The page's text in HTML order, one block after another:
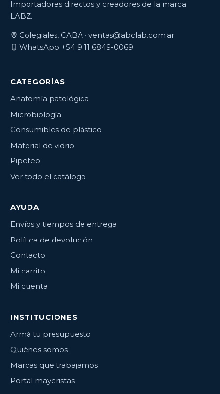
Importadores directos y creadores de la marca
LABZ.
Colegiales, CABA · ventas@abclab.com.ar
WhatsApp +54 9 11 6849-0069
CATEGORÍAS
Anatomía patológica
Microbiología
Consumibles de plástico
Material de vidrio
Pipeteo
Ver todo el catálogo
AYUDA
Envíos y tiempos de entrega
Política de devolución
Contacto
Mi carrito
Mi cuenta
INSTITUCIONES
Armá tu presupuesto
Quiénes somos
Marcas que trabajamos
Portal mayoristas